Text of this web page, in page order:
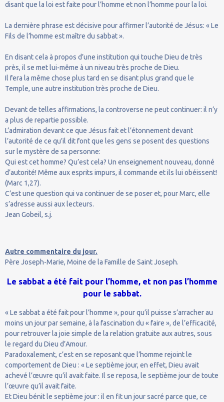
disant que la loi est faite pour l’homme et non l’homme pour la loi.
La dernière phrase est décisive pour affirmer l’autorité de Jésus: « Le
Fils de l’homme est maître du sabbat ».
En disant cela à propos d’une institution qui touche Dieu de très
près, il se met lui-même à un niveau très proche de Dieu.
Il fera la même chose plus tard en se disant plus grand que le
Temple, une autre institution très proche de Dieu.
Devant de telles affirmations, la controverse ne peut continuer: il n’y
a plus de repartie possible.
L’admiration devant ce que Jésus fait et l’étonnement devant
l’autorité de ce qu’il dit font que les gens se posent des questions
sur le mystère de sa personne:
Qui est cet homme? Qu’est cela? Un enseignement nouveau, donné
d’autorité! Même aux esprits impurs, il commande et ils lui obéissent!
(Marc 1,27).
C’est une question qui va continuer de se poser et, pour Marc, elle
s’adresse aussi aux lecteurs.
Jean Gobeil, s.j.
Autre commentaire du jour.
Père Joseph-Marie, Moine de la Famille de Saint Joseph.
Le sabbat a été fait pour l’homme, et non pas l’homme
pour le sabbat.
« Le sabbat a été fait pour l’homme », pour qu’il puisse s’arracher au
moins un jour par semaine, à la fascination du « faire », de l’efficacité,
pour retrouver la joie simple de la relation gratuite aux autres, sous
le regard du Dieu d’Amour.
Paradoxalement, c’est en se reposant que l’homme rejoint le
comportement de Dieu : « Le septième jour, en effet, Dieu avait
achevé l’œuvre qu’il avait faite. Il se reposa, le septième jour de toute
l’œuvre qu’il avait faite.
Et Dieu bénit le septième jour : il en fit un jour sacré parce que, ce